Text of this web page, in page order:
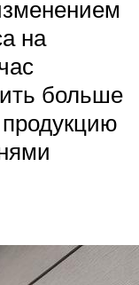
на
больше
продукцию